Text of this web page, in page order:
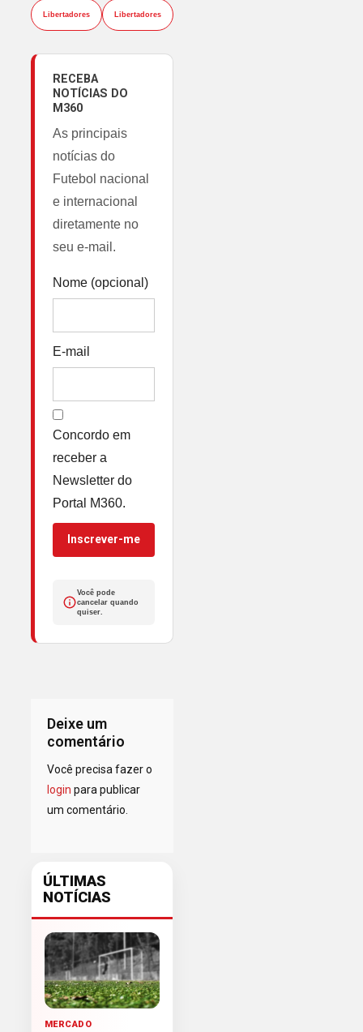
Libertadores Libertadores
RECEBA
NOTÍCIAS DO
M360
As principais
notícias do
Futebol nacional
e internacional
diretamente no
seu e-mail.
Nome (opcional)
E-mail
Concordo em
receber a
Newsletter do
Portal M360.
Inscrever-me
Você pode
cancelar quando
quiser.
Deixe um
comentário
Você precisa fazer o
login para publicar
um comentário.
ÚLTIMAS
NOTÍCIAS
MERCADO